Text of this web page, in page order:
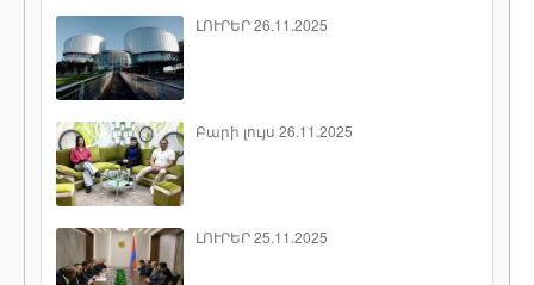
ԼՈՒՐԵՐ 26.11.2025
Բարի լույս 26.11.2025
ԼՈՒՐԵՐ 25.11.2025